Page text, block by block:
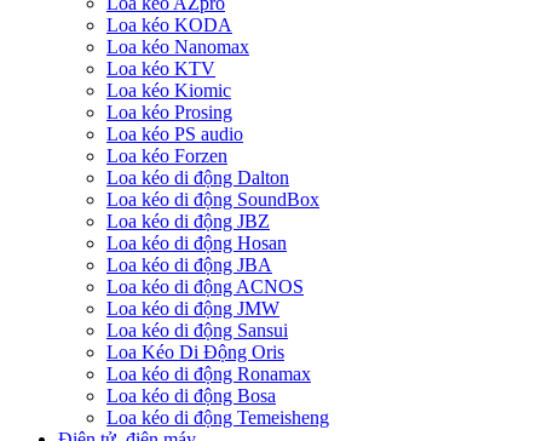
Loa kéo KODA
Loa kéo Nanomax
Loa kéo KTV
Loa kéo Kiomic
Loa kéo Prosing
Loa kéo PS audio
Loa kéo Forzen
Loa kéo di động Dalton
Loa kéo di động SoundBox
Loa kéo di động JBZ
Loa kéo di động Hosan
Loa kéo di động JBA
Loa kéo di động ACNOS
Loa kéo di động JMW
Loa kéo di động Sansui
Loa Kéo Di Động Oris
Loa kéo di động Ronamax
Loa kéo di động Bosa
Loa kéo di động Temeisheng